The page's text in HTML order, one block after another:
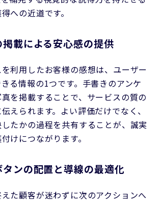
への近道です。
載による安心感の提供
利用したお客様の感想は、ユーザー
る情報の1つです。手書きのアンケ
を掲載することで、サービスの質の
えられます。よい評価だけでなく、
たかの過程を共有することが、誠実
けにつながります。
ンの配置と導線の最適化
た顧客が迷わずに次のアクションへ